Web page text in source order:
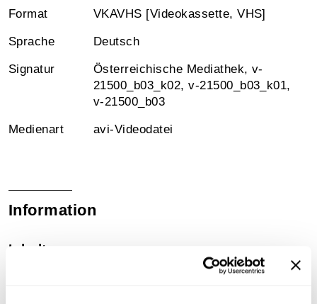
Format VKAVHS [Videokassette, VHS]
Sprache Deutsch
Signatur
Österreichische Mediathek, v-
21500_b03_k02, v-21500_b03_k01,
v-21500_b03
Medienart avi-Videodatei
Information
Inhalt
Aufnahmen der Demonstration gegen die Räumung